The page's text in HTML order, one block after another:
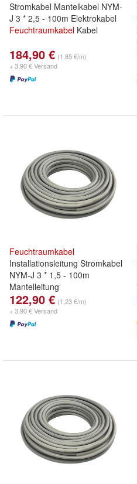
Stromkabel Mantelkabel NYM-
J 3 * 2,5 - 100m Elektrokabel
Feuchtraumkabel Kabel
184,90 € (1,85 €/m)
+ 3,90 € Versand
Feuchtraumkabel
Installationsleitung Stromkabel
NYM-J 3 * 1,5 - 100m
Mantelleitung
122,90 € (1,23 €/m)
+ 3,90 € Versand